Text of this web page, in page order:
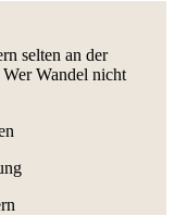
selten an der
Wandel nicht